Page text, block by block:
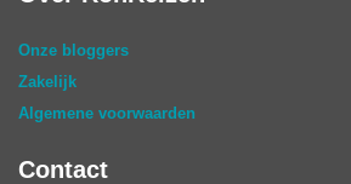
Onze bloggers
Zakelijk
Algemene voorwaarden
Contact